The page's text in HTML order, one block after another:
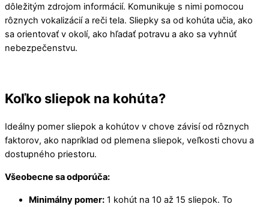
dôležitým zdrojom informácií. Komunikuje s nimi pomocou
rôznych vokalizácií a reči tela. Sliepky sa od kohúta učia, ako
sa orientovať v okolí, ako hľadať potravu a ako sa vyhnúť
nebezpečenstvu.
Koľko sliepok na kohúta?
Ideálny pomer sliepok a kohútov v chove závisí od rôznych
faktorov, ako napríklad od plemena sliepok, veľkosti chovu a
dostupného priestoru.
Všeobecne sa odporúča:
Minimálny pomer: 1 kohút na 10 až 15 sliepok. To